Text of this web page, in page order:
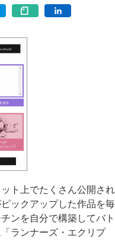
ト上でたくさん公開され
ックアップした作品を毎
ンを自分で構築してバト
ランナーズ・エクリプ